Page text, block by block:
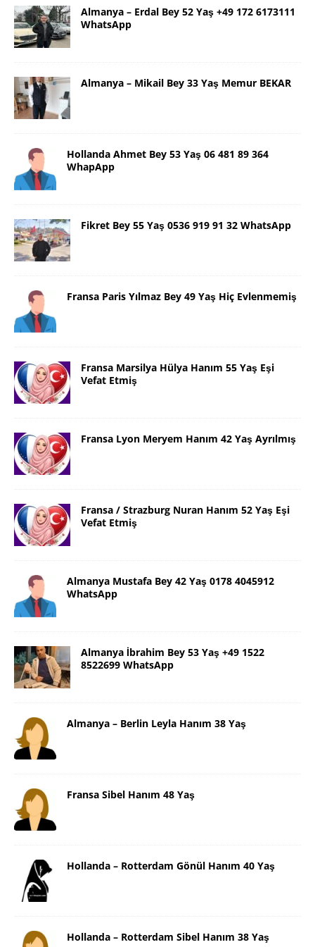
Almanya – Erdal Bey 52 Yaş +49 172 6173111
WhatsApp
Almanya – Mikail Bey 33 Yaş Memur BEKAR
Hollanda Ahmet Bey 53 Yaş 06 481 89 364
WhapApp
Fikret Bey 55 Yaş 0536 919 91 32 WhatsApp
Fransa Paris Yılmaz Bey 49 Yaş Hiç Evlenmemiş
Fransa Marsilya Hülya Hanım 55 Yaş Eşi
Vefat Etmiş
Fransa Lyon Meryem Hanım 42 Yaş Ayrılmış
Fransa / Strazburg Nuran Hanım 52 Yaş Eşi
Vefat Etmiş
Almanya Mustafa Bey 42 Yaş 0178 4045912
WhatsApp
Almanya İbrahim Bey 53 Yaş +49 1522
8522699 WhatsApp
Almanya – Berlin Leyla Hanım 38 Yaş
Fransa Sibel Hanım 48 Yaş
Hollanda – Rotterdam Gönül Hanım 40 Yaş
Hollanda – Rotterdam Sibel Hanım 38 Yaş